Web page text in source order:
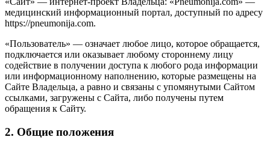
медицинский информационный портал, доступный по адресу
https://pneumonija.com.
«Пользователь» — означает любое лицо, которое обращается,
подключается или оказывает любому стороннему лицу
содействие в получении доступа к любого рода информации
или информационному наполнению, которые размещены на
Сайте Владельца, а равно и связаны с упомянутыми Сайтом
ссылками, загружены с Сайта, либо получены путем
обращения к Сайту.
2. Общие положения